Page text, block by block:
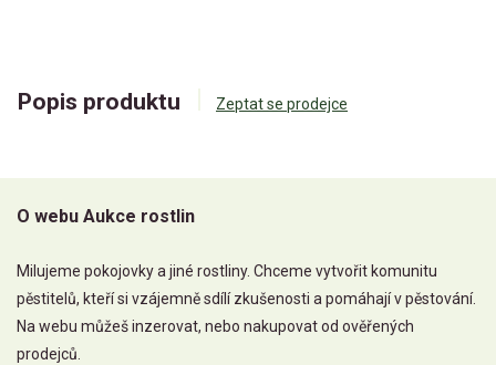
Popis produktu Zeptat se prodejce
O webu Aukce rostlin
Milujeme pokojovky a jiné rostliny. Chceme vytvořit komunitu
pěstitelů, kteří si vzájemně sdílí zkušenosti a pomáhají v pěstování.
Na webu můžeš inzerovat, nebo nakupovat od ověřených
prodejců.